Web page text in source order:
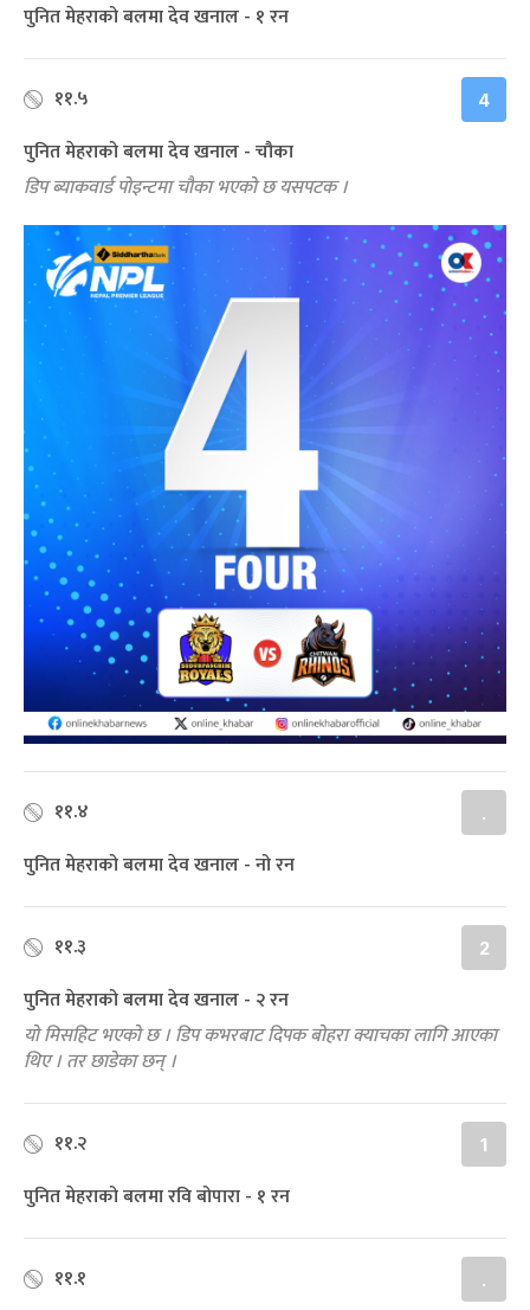
पुनित मेहराको बलमा देव खनाल - १ रन
११.५ 4
पुनित मेहराको बलमा देव खनाल - चौका
डिप ब्याकवार्ड पोइन्टमा चौका भएको छ यसपटक ।
११.४ .
पुनित मेहराको बलमा देव खनाल - नो रन
११.३ 2
पुनित मेहराको बलमा देव खनाल - २ रन
यो मिसहिट भएको छ । डिप कभरबाट दिपक बोहरा क्याचका लागि आएका
थिए । तर छाडेका छन् ।
११.२ 1
पुनित मेहराको बलमा रवि बोपारा - १ रन
११.१ .